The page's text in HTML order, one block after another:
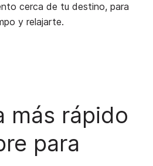
cerca de tu destino, para
y relajarte.
más rápido
para